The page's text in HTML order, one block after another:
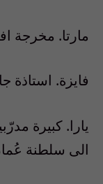
مارتا. مخرجة
فايزة. استاذة
يارا. كبيرة
الى سلطنة